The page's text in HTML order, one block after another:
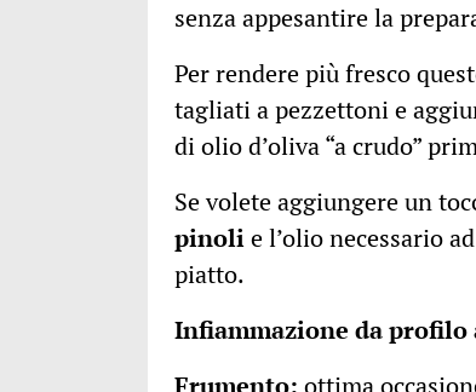
senza appesantire la
Per rendere più fresco
tagliati a pezzettoni e
di olio d’oliva “a crudo”
Se volete aggiungere un
pinolie l’olio necessario
piatto.
Infiammazione da